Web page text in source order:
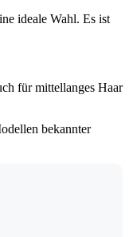
ideale Wahl. Es ist
für mittellanges Haar
bekannter